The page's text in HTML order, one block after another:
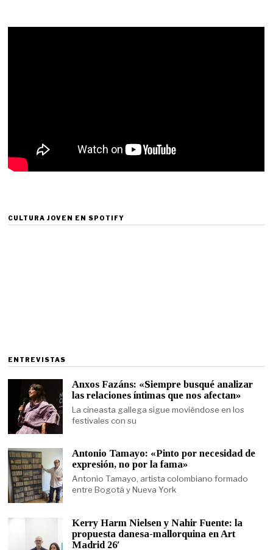
CULTURA JOVEN EN SPOTIFY
ENTREVISTAS
Anxos Fazáns: «Siempre busqué analizar
las relaciones íntimas que nos afectan»
La cineasta gallega sigue moviéndose en los
festivales con su
Antonio Tamayo: «Pinto por necesidad de
expresión, no por la fama»
Antonio Tamayo, artista colombiano formado
entre Bogotá y Nueva York
Kerry Harm Nielsen y Nahir Fuente: la
propuesta danesa-mallorquina en Art
Madrid 26′